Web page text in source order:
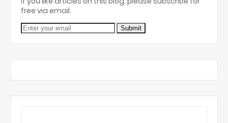
free via email.